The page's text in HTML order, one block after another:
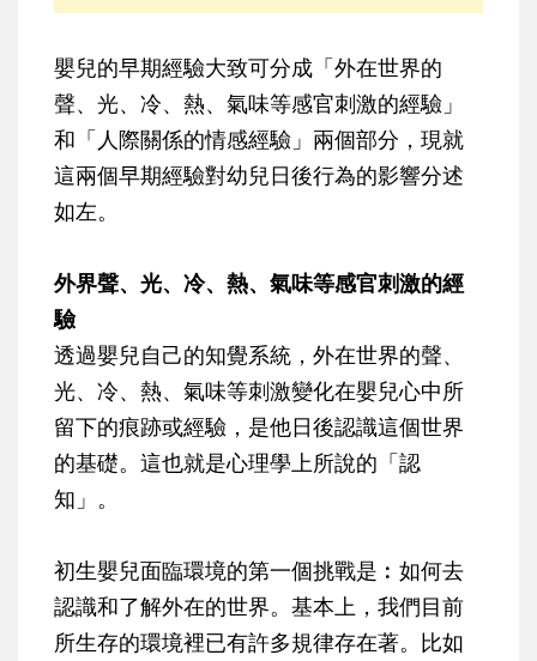
嬰兒的早期經驗大致可分成「外在世界的
聲、光、冷、熱、氣味等感官刺激的經驗」
和「人際關係的情感經驗」兩個部分，現就
這兩個早期經驗對幼兒日後行為的影響分述
如左。
外界聲、光、冷、熱、氣味等感官刺激的經
驗
透過嬰兒自己的知覺系統，外在世界的聲、
光、冷、熱、氣味等刺激變化在嬰兒心中所
留下的痕跡或經驗，是他日後認識這個世界
的基礎。這也就是心理學上所說的「認
知」。
初生嬰兒面臨環境的第一個挑戰是︰如何去
認識和了解外在的世界。基本上，我們目前
所生存的環境裡已有許多規律存在著。比如